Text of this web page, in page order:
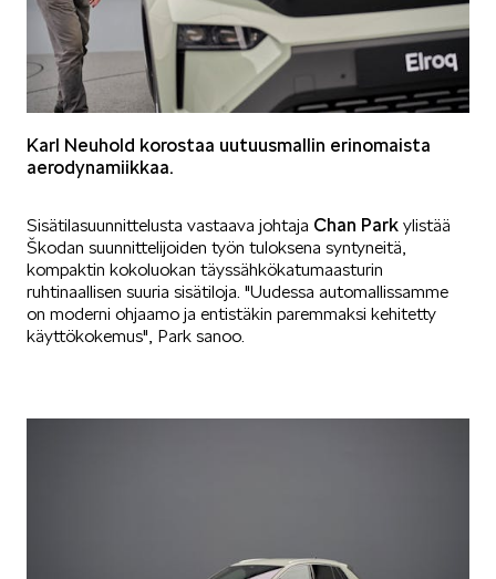
SPONSOROINTI & YHTEISTYÖ
KLASSIKOT
Karl Neuhold korostaa uutuusmallin erinomaista
aerodynamiikkaa.
Sisätilasuunnittelusta vastaava johtaja Chan Park ylistää
Škodan suunnittelijoiden työn tuloksena syntyneitä,
kompaktin kokoluokan täyssähkökatumaasturin
ruhtinaallisen suuria sisätiloja. "Uudessa automallissamme
on moderni ohjaamo ja entistäkin paremmaksi kehitetty
käyttökokemus", Park sanoo.